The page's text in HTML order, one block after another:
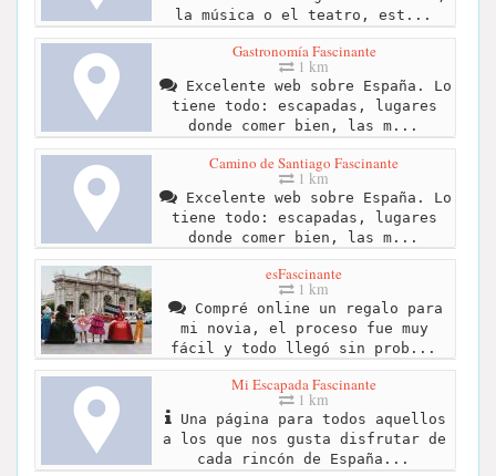
la música o el teatro, est...
Gastronomía Fascinante
1 km
Excelente web sobre España. Lo
tiene todo: escapadas, lugares
donde comer bien, las m...
Camino de Santiago Fascinante
1 km
Excelente web sobre España. Lo
tiene todo: escapadas, lugares
donde comer bien, las m...
esFascinante
1 km
Compré online un regalo para
mi novia, el proceso fue muy
fácil y todo llegó sin prob...
Mi Escapada Fascinante
1 km
Una página para todos aquellos
a los que nos gusta disfrutar de
cada rincón de España...